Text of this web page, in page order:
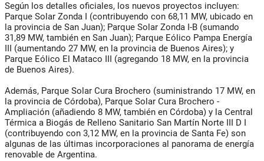
Según los detalles oficiales, los nuevos proyectos incluyen:
Parque Solar Zonda I (contribuyendo con 68,11 MW, ubicado en
la provincia de San Juan); Parque Solar Zonda I-B (sumando
31,89 MW, también en San Juan); Parque Eólico Pampa Energía
III (aumentando 27 MW, en la provincia de Buenos Aires); y
Parque Eólico El Mataco III (agregando 18 MW, en la provincia
de Buenos Aires).
Además, Parque Solar Cura Brochero (suministrando 17 MW, en
la provincia de Córdoba), Parque Solar Cura Brochero -
Ampliación (añadiendo 8 MW, también en Córdoba) y la Central
Térmica a Biogás de Relleno Sanitario San Martín Norte III D I
(contribuyendo con 3,12 MW, en la provincia de Santa Fe) son
algunas de las últimas incorporaciones al panorama de energía
renovable de Argentina.